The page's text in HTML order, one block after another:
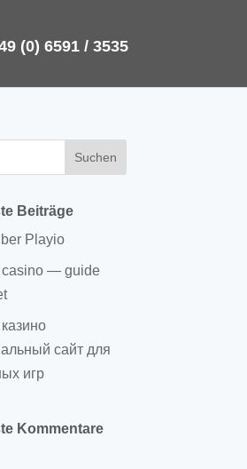
(0) 6591 / 3535
Beiträge
Playio
casino — guide
сайт для
игр
Kommentare